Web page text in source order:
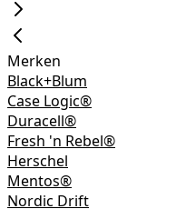
Merken
Black+Blum
Case Logic®
Duracell®
Fresh 'n Rebel®
Herschel
Mentos®
Nordic Drift